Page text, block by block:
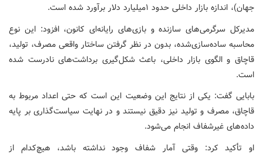
جهان)، اندازه بازار داخلی حدود ۱میلیارد دلار برآورد شده است.
مدیرکل سرگرمی‌های سازنده و بازی‌های رایانه‌ای کانون، افزود: این نوع
محاسبه ساده‌سازی‌شده، بدون در نظر گرفتن ساختار واقعی مصرف، تولید،
قاچاق و الگوی بازار داخلی، باعث شکل‌گیری برداشت‌های نادرست شده
است.
بابایی گفت: یکی از نتایج این وضعیت این است که حتی اعداد مربوط به
قاچاق، مصرف و تولید نیز دقیق نیستند و در نهایت سیاست‌گذاری بر پایه
داده‌های غیرشفاف انجام می‌شود.
او تأکید کرد: وقتی آمار شفاف وجود نداشته باشد، هیچ‌کدام از